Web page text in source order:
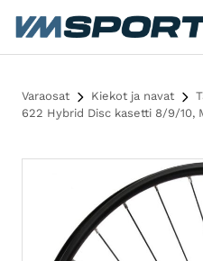
Siirry sisältöön
Varaosat Kiekot ja navat
622 Hybrid Disc kasetti 8/9/10,